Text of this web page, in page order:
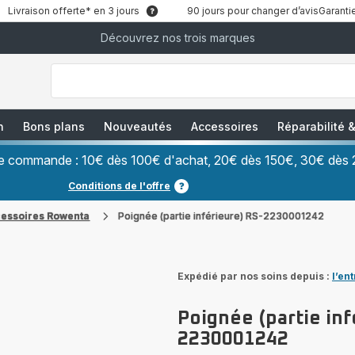
Livraison offerte* en 3 jours 90 jours pour changer d’avis
Découvrez nos trois marques
["Que
recherchez-
Café
Grains","Centrales
Vapeurs","Sèche
Bons plans Nouveautés Accessoires Réparabilité
commande : 10€ dès 100€ d'achat, 20€ dès 150€, 30€ dès
Conditions de l'offre
Rowenta Poignée (partie inférieure) RS-2230001242
Expédié par nos soins depuis :
Poignée (partie
2230001242